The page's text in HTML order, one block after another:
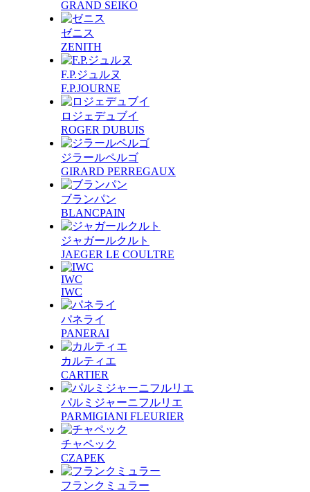
GRAND SEIKO
ゼニス
ZENITH
F.P.ジュルヌ
F.P.JOURNE
ロジェデュブイ
ROGER DUBUIS
ジラールペルゴ
GIRARD PERREGAUX
ブランパン
BLANCPAIN
ジャガールクルト
JAEGER LE COULTRE
IWC
IWC
パネライ
PANERAI
カルティエ
CARTIER
パルミジャーニフルリエ
PARMIGIANI FLEURIER
チャペック
CZAPEK
フランクミュラー